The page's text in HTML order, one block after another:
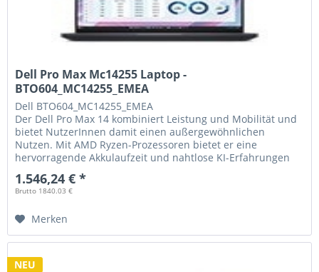
Dell Pro Max Mc14255 Laptop -
BTO604_MC14255_EMEA
Dell BTO604_MC14255_EMEA
Der Dell Pro Max 14 kombiniert Leistung und Mobilität und
bietet NutzerInnen damit einen außergewöhnlichen
Nutzen. Mit AMD Ryzen-Prozessoren bietet er eine
hervorragende Akkulaufzeit und nahtlose KI-Erfahrungen
auf dem Gerät.
1.546,24 € *
Brutto 1840.03 €
Merken
NEU